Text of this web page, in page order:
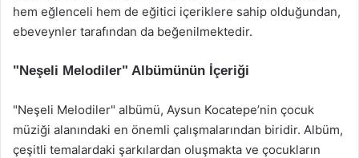
hem eğlenceli hem de eğitici içeriklere sahip olduğundan,
ebeveynler tarafından da beğenilmektedir.
"Neşeli Melodiler" Albümünün İçeriği
"Neşeli Melodiler" albümü, Aysun Kocatepe’nin çocuk
müziği alanındaki en önemli çalışmalarından biridir. Albüm,
çeşitli temalardaki şarkılardan oluşmakta ve çocukların